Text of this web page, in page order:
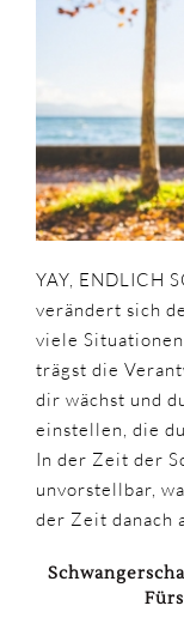
MAMAS
YAY, ENDLICH
verändert sich
viele
trägst die
dir wächst und
einstellen, die
In der Zeit der
unvorstellbar,
der Zeit danach